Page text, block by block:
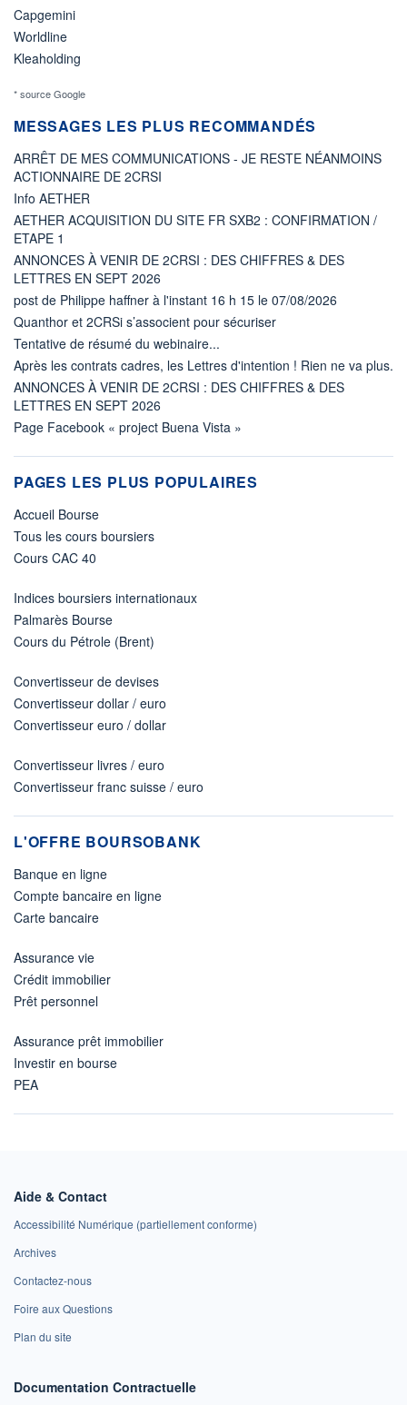
Capgemini
Worldline
Kleaholding
* source Google
MESSAGES LES PLUS RECOMMANDÉS
ARRÊT DE MES COMMUNICATIONS - JE RESTE NÉANMOINS
ACTIONNAIRE DE 2CRSI
Info AETHER
AETHER ACQUISITION DU SITE FR SXB2 : CONFIRMATION /
ETAPE 1
ANNONCES À VENIR DE 2CRSI : DES CHIFFRES & DES
LETTRES EN SEPT 2026
post de Philippe haffner à l'instant 16 h 15 le 07/08/2026
Quanthor et 2CRSi s’associent pour sécuriser
Tentative de résumé du webinaire...
Après les contrats cadres, les Lettres d'intention ! Rien ne va plus.
ANNONCES À VENIR DE 2CRSI : DES CHIFFRES & DES
LETTRES EN SEPT 2026
Page Facebook « project Buena Vista »
PAGES LES PLUS POPULAIRES
Accueil Bourse
Tous les cours boursiers
Cours CAC 40
Indices boursiers internationaux
Palmarès Bourse
Cours du Pétrole (Brent)
Convertisseur de devises
Convertisseur dollar / euro
Convertisseur euro / dollar
Convertisseur livres / euro
Convertisseur franc suisse / euro
L'OFFRE BOURSOBANK
Banque en ligne
Compte bancaire en ligne
Carte bancaire
Assurance vie
Crédit immobilier
Prêt personnel
Assurance prêt immobilier
Investir en bourse
PEA
Aide & Contact
Accessibilité Numérique (partiellement conforme)
Archives
Contactez-nous
Foire aux Questions
Plan du site
Documentation Contractuelle